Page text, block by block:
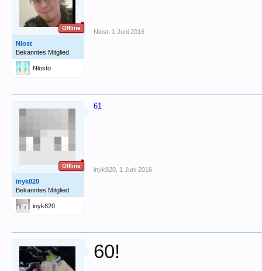
Offline
Nlost
Bekanntes Mitglied
Nlosto
Nlost 1 Juni 2016
Offline
inyk820
Bekanntes Mitglied
inyk820
61
inyk820 1 Juni 2016
60!